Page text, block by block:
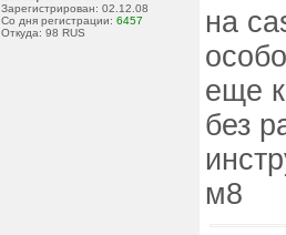
Зарегистрирован: 02.12.08
Со дня регистрации: 6457
Откуда: 98 RUS
на
еще
без
м8